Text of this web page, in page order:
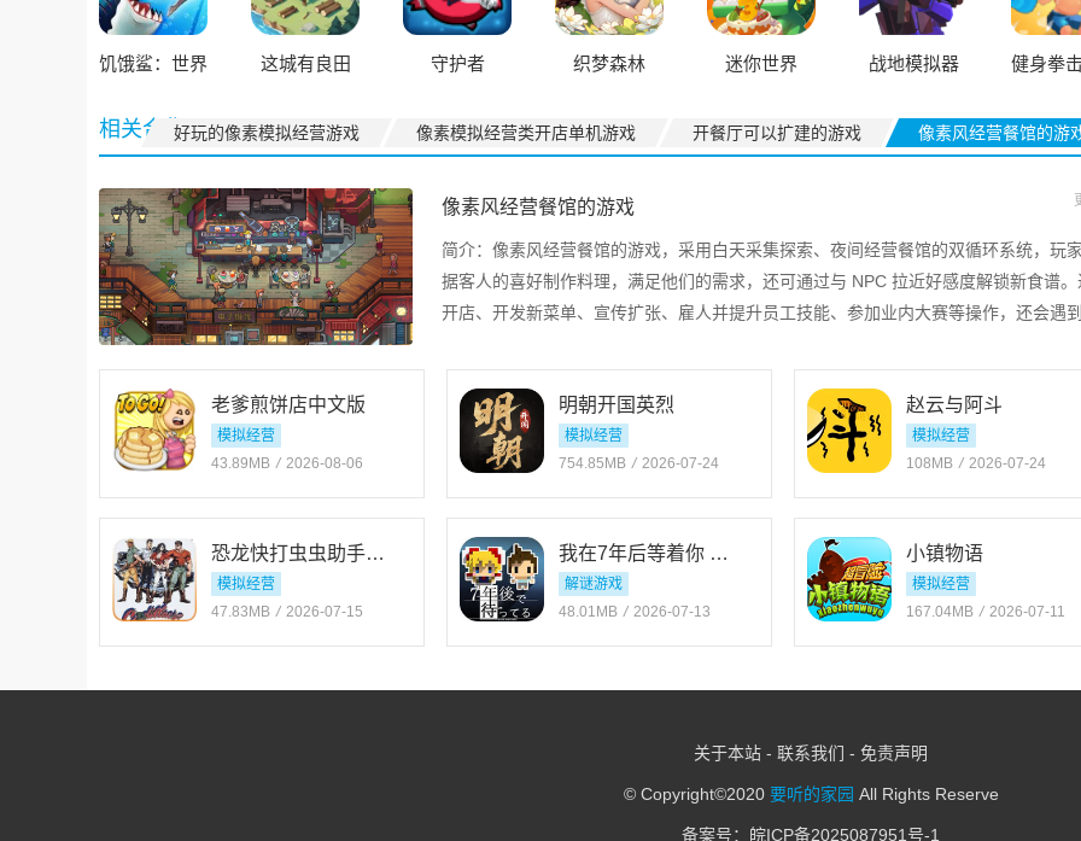
饥饿鲨：世界 这城有良田 守护者 织梦森林 迷你世界 战地模拟器 健身拳
相关合集 像素风经营餐馆的游
开餐厅可以扩建的游戏
像素模拟经营类开店单机游戏
好玩的像素模拟经营游戏
像素风经营餐馆的游戏
简介： 像素风经营餐馆的游戏，采用白天采集探索、夜间经营餐馆的双循环系统，玩
据客人的喜好制作料理，满足他们的需求，还可通过与 NPC 拉近好感度解锁新食谱。
开店、开发新菜单、宣传扩张、雇人并提升员工技能、参加业内大赛等操作，还会遇
融合了冒险与经营元素的像素风游戏。玩家在游戏中不仅要经营自己的餐馆，制作各
食，还需要派遣厨师去冒险，收集食材和食谱，解锁新的菜品和餐厅装饰，提升餐厅
和档次。
老爹煎饼店中文版
模拟经营
43.89MB / 2026-08-06
明朝开国英烈
模拟经营
754.85MB / 2026-07-24
赵云与阿斗
模拟经营
108MB / 2026-07-24
恐龙快打虫虫助手官网免费版
模拟经营
47.83MB / 2026-07-15
我在7年后等着你 安卓版v2.22
解谜游戏
48.01MB / 2026-07-13
小镇物语
模拟经营
167.04MB / 2026-07-11
关于本站 - 联系我们 - 免责声明
© Copyright©2020 要听的家园 All Rights Reserve
备案号： 皖ICP备2025087951号-1